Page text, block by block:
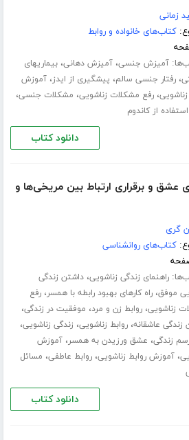
زمانی
کتاب‌های خانواده و روابط
آمیزش جنسی،آمیزش دهانی،بیماریهای
،رفتار جنسی سالم، پیشگیری از ایدز،آموزش
زناشویی،رفع مشکلات زناشویی، مشکلات جنسی،
از کاندوم
دانلود کتاب
عشق و برقراری ارتباط بین مریخی‌ها و
گری
کتاب‌های روانشناسی
راهنمای زندگی زناشویی،داشتن زندگی
موفق،راه کارهای بهبود رابطه با همسر،رفع
زناشویی،روابط زن و مرد، موفقیت در زندگی،
زندگی عاشقانه،روابط زناشویی، زندگی زناشویی،
زندگی، عشق ورزیدن به همسر،آموزش
،آموزش روابط زناشویی،روابط عاطفی، مسائل
دانلود کتاب